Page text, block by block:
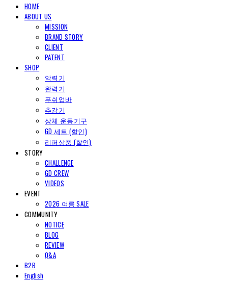
HOME
ABOUT US
MISSION
BRAND STORY
CLIENT
PATENT
SHOP
악력기
완력기
푸쉬업바
추감기
상체 운동기구
GD 세트 (할인)
리퍼상품 (할인)
STORY
CHALLENGE
GD CREW
VIDEOS
EVENT
2026 여름 SALE
COMMUNITY
NOTICE
BLOG
REVIEW
Q&A
B2B
English